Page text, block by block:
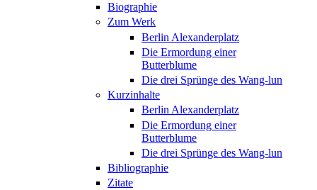
Biographie
Zum Werk
Berlin Alexanderplatz
Die Ermordung einer
Butterblume
Die drei Sprünge des Wang-lun
Kurzinhalte
Berlin Alexanderplatz
Die Ermordung einer
Butterblume
Die drei Sprünge des Wang-lun
Bibliographie
Zitate